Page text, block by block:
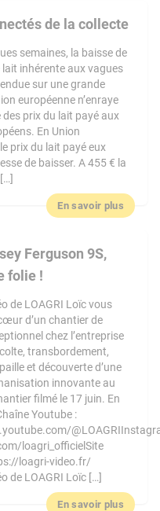
de la collecte
semaines, la baisse de
lait inhérente aux vagues
sur une grande
européenne n’enraye
des prix du lait payé aux
En Union
prix du lait payé eux
de baisser. A 455 € la
En savoir plus
Ferguson 9S,
folie !
de LOAGRI Loïc vous
d’un chantier de
chez l’entreprise
transbordement,
et découverte d’une
innovante au
filmé le 17 juin. En
Youtube :
loagri_officielSite
loagri-video.fr/
de LOAGRI Loïc […]
En savoir plus